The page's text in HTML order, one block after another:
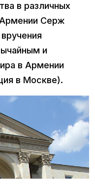
в различных
Армении Серж
и
в Армении
в Москве).